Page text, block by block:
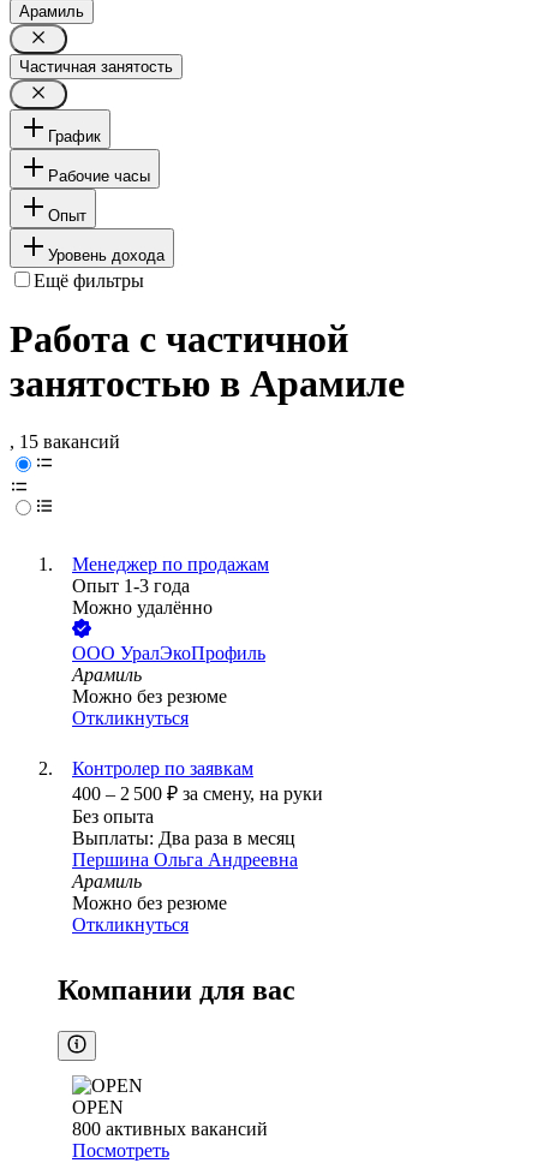
Арамиль
Частичная занятость
График
Рабочие часы
Опыт
Уровень дохода
Ещё фильтры
Работа с частичной
занятостью в Арамиле
, 15 вакансий
Менеджер по продажам
Опыт 1-3 года
Можно удалённо
ООО УралЭкоПрофиль
Арамиль
Можно без резюме
Откликнуться
Контролер по заявкам
400 – 2 500 ₽ за смену, на руки
Без опыта
Выплаты: Два раза в месяц
Першина Ольга Андреевна
Арамиль
Можно без резюме
Откликнуться
Компании для вас
OPEN
800 активных вакансий
Посмотреть